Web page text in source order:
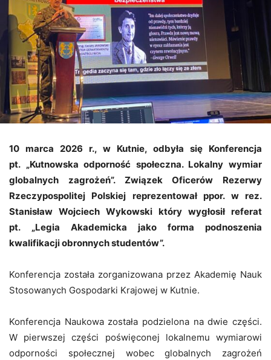
10 marca 2026 r., w Kutnie, odbyła się Konferencja
pt. „Kutnowska odporność społeczna. Lokalny wymiar
globalnych zagrożeń”. Związek Oficerów Rezerwy
Rzeczypospolitej Polskiej reprezentował ppor. w rez.
Stanisław Wojciech Wykowski który wygłosił referat
pt. „Legia Akademicka jako forma podnoszenia
kwalifikacji obronnych studentów”.
Konferencja została zorganizowana przez Akademię Nauk
Stosowanych Gospodarki Krajowej w Kutnie.
Konferencja Naukowa została podzielona na dwie części.
W pierwszej części poświęconej lokalnemu wymiarowi
odporności społecznej wobec globalnych zagrożeń